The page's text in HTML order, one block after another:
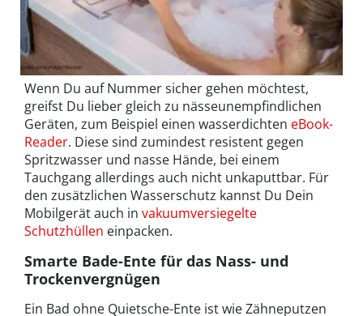
Wenn Du auf Nummer sicher gehen möchtest,
greifst Du lieber gleich zu nässeunempfindlichen
Geräten, zum Beispiel einen wasserdichten eBook-
Reader. Diese sind zumindest resistent gegen
Spritzwasser und nasse Hände, bei einem
Tauchgang allerdings auch nicht unkaputtbar. Für
den zusätzlichen Wasserschutz kannst Du Dein
Mobilgerät auch in vakuumversiegelte
Schutzhüllen einpacken.
Smarte Bade-Ente für das Nass- und
Trockenvergnügen
Ein Bad ohne Quietsche-Ente ist wie Zähneputzen